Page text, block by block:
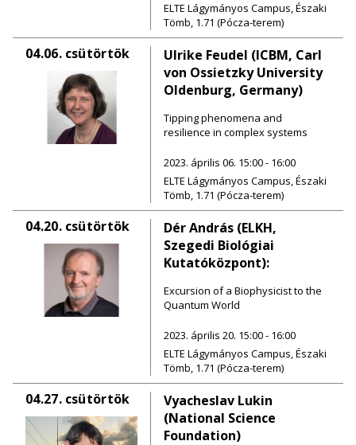
ELTE Lágymányos Campus, Északi
Tömb, 1.71 (Pócza-terem)
04.06. csütörtök
Ulrike Feudel (ICBM, Carl
von Ossietzky University
Oldenburg, Germany)
Tipping phenomena and
resilience in complex systems
2023. április 06. 15:00 - 16:00
ELTE Lágymányos Campus, Északi
Tömb, 1.71 (Pócza-terem)
04.20. csütörtök
Dér András (ELKH,
Szegedi Biológiai
Kutatóközpont):
Excursion of a Biophysicist to the
Quantum World
2023. április 20. 15:00 - 16:00
ELTE Lágymányos Campus, Északi
Tömb, 1.71 (Pócza-terem)
04.27. csütörtök
Vyacheslav Lukin
(National Science
Foundation)